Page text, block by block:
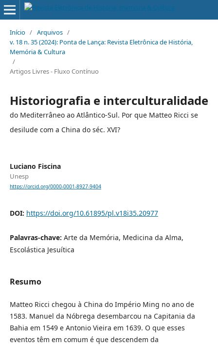
Início / Arquivos /
v. 18 n. 35 (2024): Ponta de Lança: Revista Eletrônica de História,
Memória & Cultura
/
Artigos Livres - Fluxo Contínuo
Historiografia e interculturalidade
do Mediterrâneo ao Atlântico-Sul. Por que Matteo Ricci se
desilude com a China do séc. XVI?
Luciano Fiscina
Unesp
https://orcid.org/0000-0001-8927-9404
DOI: https://doi.org/10.61895/pl.v18i35.20977
Palavras-chave: Arte da Memória, Medicina da Alma,
Escolástica Jesuítica
Resumo
Matteo Ricci chegou à China do Império Ming no ano de
1583. Manuel da Nóbrega desembarcou na Capitania da
Bahia em 1549 e Antonio Vieira em 1639. O que esses
eventos têm em comum é que descendem da